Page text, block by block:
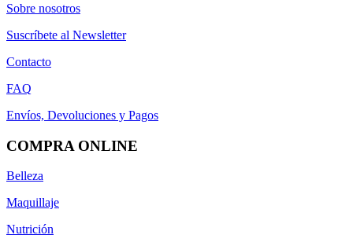
Sobre nosotros
Suscríbete al Newsletter
Contacto
FAQ
Envíos, Devoluciones y Pagos
COMPRA ONLINE
Belleza
Maquillaje
Nutrición